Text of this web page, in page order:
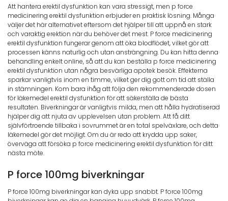
Att hantera erektil dysfunktion kan vara stressigt, men p force
medicinering erektil dysfunktion erbjuder en praktisk lösning. Många
väljer det här alternativet eftersom det hjälper till att uppnå en stark
och varaktig erektion när du behöver det mest. P force medicinering
erektil dysfunktion fungerar genom att öka blodflödet, vilket gör att
processen känns naturlig och utan ansträngning. Du kan hitta denna
behandling enkelt online, så att du kan beställa p force medicinering
erektil dysfunktion utan några besvärliga apotek besök. Effekterna
sparkar vanligtvis inom en timme, vilket ger dig gott om tid att ställa
in stämningen. Kom bara ihåg att följa den rekommenderade dosen
för läkemedel erektil dysfunktion för att säkerställa de bästa
resultaten. Biverkningar är vanligtvis milda, men att hålla hydratiserad
hjälper dig att njuta av upplevelsen utan problem. Att få ditt
självförtroende tillbaka i sovrummet är en total spelväxlare, och detta
läkemedel gör det möjligt. Om du är redo att krydda upp saker,
överväga att försöka p force medicinering erektil dysfunktion för ditt
nästa möte.
P force 100mg biverkningar
P force 100mg biverkningar kan dyka upp snabbt. P force 100mg